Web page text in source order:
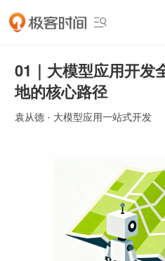

01｜大模型应用开发
地的核心路径
袁从德 · 大模型应用一站式开发